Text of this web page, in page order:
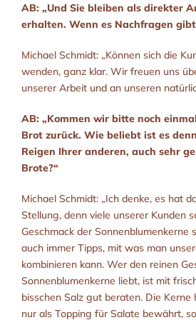
AB: „Und Sie bleiben als direkter
erhalten. Wenn es Nachfragen
Michael Schmidt: „Können sich die
wenden, ganz klar. Wir freuen uns
unserer Arbeit und an unseren
AB: „Kommen wir bitte noch
Brot zurück. Wie beliebt ist es
Reigen Ihrer anderen, auch sehr
Brote?“
Michael Schmidt: „Ich denke, es hat
Stellung, denn viele unserer Kunden
Geschmack der Sonnenblumenkerne
auch immer Tipps, mit was man
kombinieren kann. Wer den reinen
Sonnenblumenkerne liebt, ist mit
bisschen Salz gut beraten. Die Kerne
nur als Topping für Salate bewährt,